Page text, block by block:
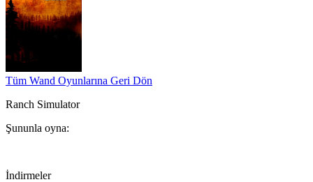
Tüm Wand Oyunlarına Geri Dön
Ranch Simulator
Şununla oyna:
İndirmeler